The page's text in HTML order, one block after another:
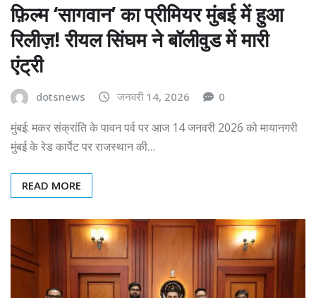
फ़िल्म ‘सागवान’ का प्रीमियर मुंबई में हुआ
रिलीज़! रीयल सिंघम ने बॉलीवुड में मारी
एंट्री
dotsnews जनवरी 14, 2026 0
मुंबई: मकर संक्रांति के पावन पर्व पर आज 14 जनवरी 2026 को मायानगरी
मुंबई के रेड कार्पेट पर राजस्थान की…
READ MORE